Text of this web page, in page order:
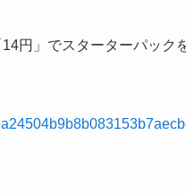
円」でスターターパック